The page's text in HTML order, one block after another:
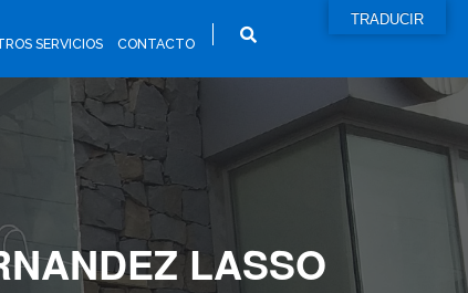
SERVICIOS CONTACTO
LASSO
TRADUCIR